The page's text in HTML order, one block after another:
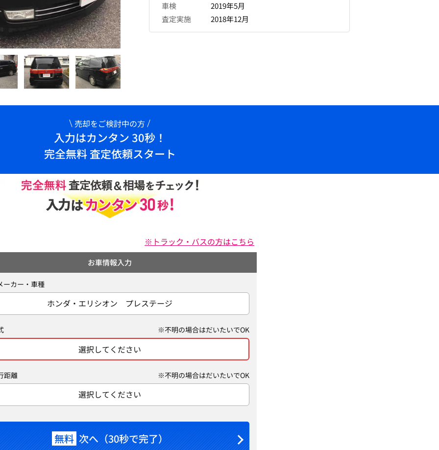
車検
2019年5月
査定実施
2018年12月
売却をご検討中の方
入力はカンタン 30秒！
完全無料 査定依頼スタート
※トラック・バスの方はこちら
お車情報入力
ーカー・車種
ホンダ・エリシオン プレステージ
※不明の場合はだいたいでOK
選択してください
距離 ※不明の場合はだいたいでOK
選択してください
無料 次へ（30秒で完了）